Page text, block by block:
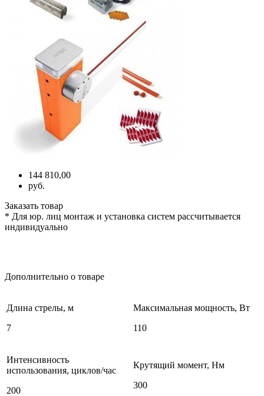
144 810,00
руб.
Заказать товар
* Для юр. лиц монтаж и установка систем рассчитывается
индивидуально
Дополнительно о товаре
Длина стрелы, м
7
Максимальная мощность, Вт
110
Интенсивность
использования, циклов/час
200
Крутящий момент, Нм
300